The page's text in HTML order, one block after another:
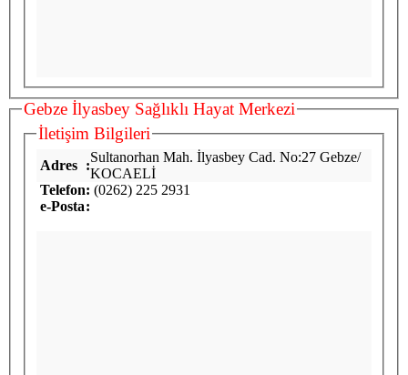
Gebze İlyasbey Sağlıklı Hayat Merkezi
İletişim Bilgileri
Adres :
Sultanorhan Mah. İlyasbey Cad. No:27 Gebze/
KOCAELİ
Telefon: (0262) 225 2931
e-Posta: